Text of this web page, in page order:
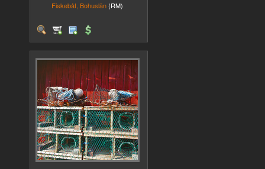
Fiskebåt, Bohuslän (RM)